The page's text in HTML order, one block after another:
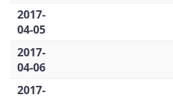
2017-
04-05
2017-
04-06
2017-